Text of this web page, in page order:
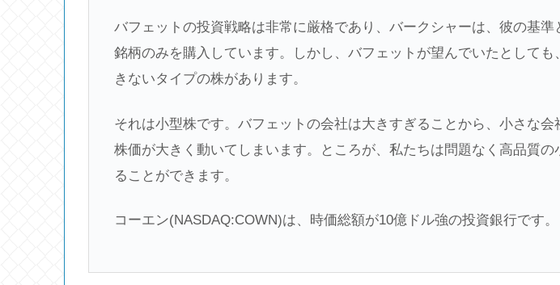
バフェットの投資戦略は非常に厳格であり、バークシャーは、彼の基準
銘柄のみを購入しています。しかし、バフェットが望んでいたとしても
きないタイプの株があります。
それは小型株です。バフェットの会社は大きすぎることから、小さな会
株価が大きく動いてしまいます。ところが、私たちは問題なく高品質の
ることができます。
コーエン(NASDAQ:COWN)は、時価総額が10億ドル強の投資銀行です。